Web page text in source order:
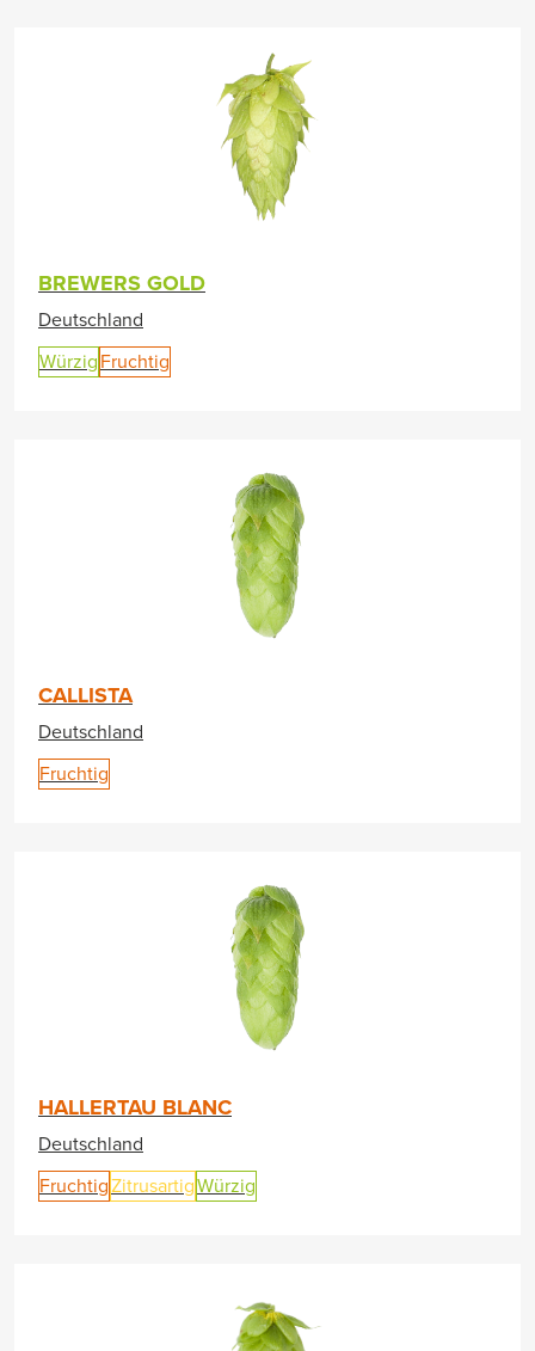
BREWERS GOLD
Deutschland
Würzig Fruchtig
CALLISTA
Deutschland
Fruchtig
HALLERTAU BLANC
Deutschland
FruchtigZitrusartigWürzig